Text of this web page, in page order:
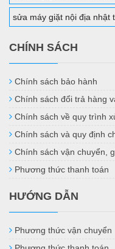
sửa máy giặt nội địa nhật
CHÍNH SÁCH
Chính sách bảo hành
Chính sách đổi trả hàng
Chính sách về quy trình
Chính sách và quy định
Chính sách vận chuyển,
Phương thức thanh toán
HƯỚNG DẪN
Phương thức vận chuyển